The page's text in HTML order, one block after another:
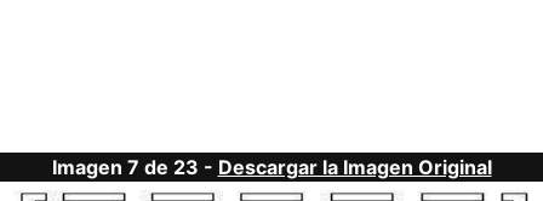
Imagen 7 de 23 - Descargar la Imagen Original